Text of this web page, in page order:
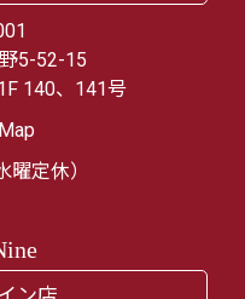
5-52-15
140、141号
曜定休）